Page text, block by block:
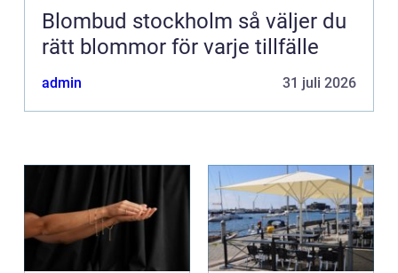
Blombud stockholm så väljer du
rätt blommor för varje tillfälle
admin 31 juli 2026